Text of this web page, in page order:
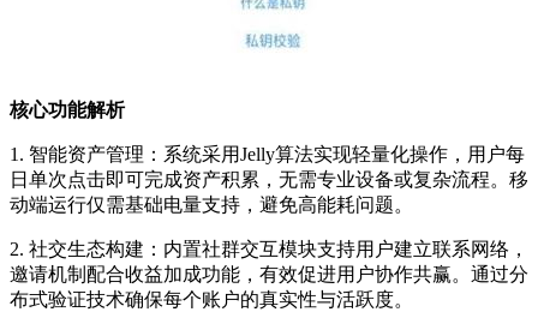
核心功能解析
1. 智能资产管理：系统采用Jelly算法实现轻量化操作，用户每
日单次点击即可完成资产积累，无需专业设备或复杂流程。移
动端运行仅需基础电量支持，避免高能耗问题。
2. 社交生态构建：内置社群交互模块支持用户建立联系网络，
邀请机制配合收益加成功能，有效促进用户协作共赢。通过分
布式验证技术确保每个账户的真实性与活跃度。